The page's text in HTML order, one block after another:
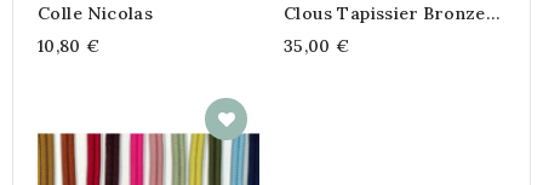
Colle Nicolas
10,80 €
Clous Tapissier Bronze
Vieilli Clair 11.5mm
35,00 €